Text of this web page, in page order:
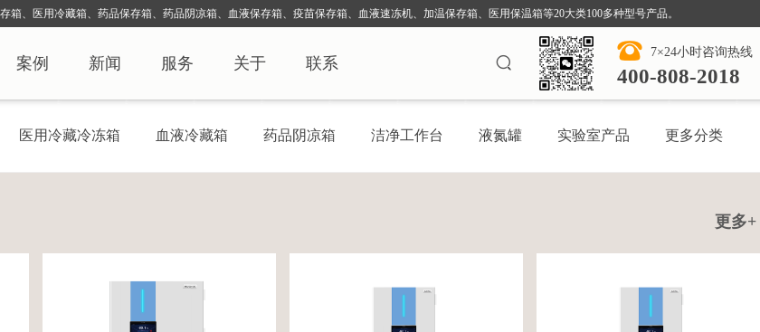
箱、医用冷藏箱、药品保存箱、药品阴凉箱、血液保存箱、疫苗保存箱、血液速冻机、加温保存箱、医用保温箱等20大类100多种型号产品。
案例 新闻 服务 关于 联系
400-808-2018
7×24小时咨询热线
医用冷藏冷冻箱 血液冷藏箱 药品阴凉箱 洁净工作台 液氮罐 实验室产品 更多分类
更多+